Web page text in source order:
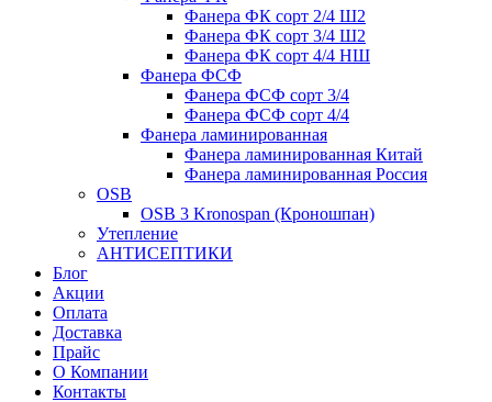
Фанера ФК сорт 2/4 Ш2
Фанера ФК сорт 3/4 Ш2
Фанера ФК сорт 4/4 НШ
Фанера ФСФ
Фанера ФСФ сорт 3/4
Фанера ФСФ сорт 4/4
Фанера ламинированная
Фанера ламинированная Китай
Фанера ламинированная Россия
OSB
OSB 3 Kronospan (Кроношпан)
Утепление
АНТИСЕПТИКИ
Блог
Акции
Оплата
Доставка
Прайс
О Компании
Контакты